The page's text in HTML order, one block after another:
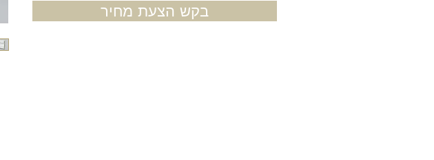
בקש הצעת מחיר